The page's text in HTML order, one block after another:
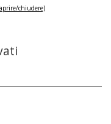
chiudere)